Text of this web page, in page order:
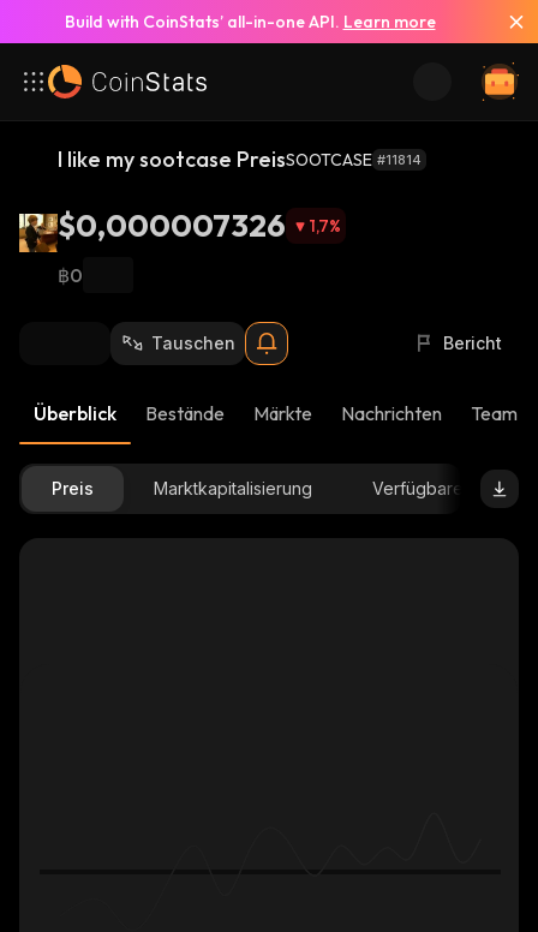
Build with CoinStats’ all-in-one API. Learn more
I like my sootcase PreisSOOTCASE #11814
$0,000007326 1,7%
฿0
Tauschen Bericht
Überblick Bestände Märkte Nachrichten Team-
Preis Marktkapitalisierung Verfügbare Menge